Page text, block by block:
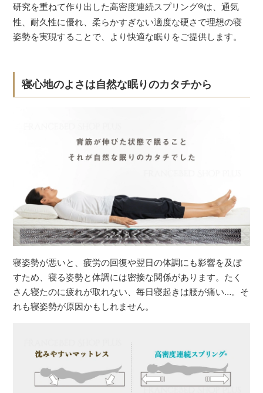
研究を重ねて作り出した高密度連続スプリング®は、通気
性、耐久性に優れ、柔らかすぎない適度な硬さで理想の寝
姿勢を実現することで、より快適な眠りをご提供します。
寝心地のよさは自然な眠りのカタチから
寝姿勢が悪いと、疲労の回復や翌日の体調にも影響を及ぼ
すため、寝る姿勢と体調には密接な関係があります。たく
さん寝たのに疲れが取れない、毎日寝起きは腰が痛い…。そ
れも寝姿勢が原因かもしれません。